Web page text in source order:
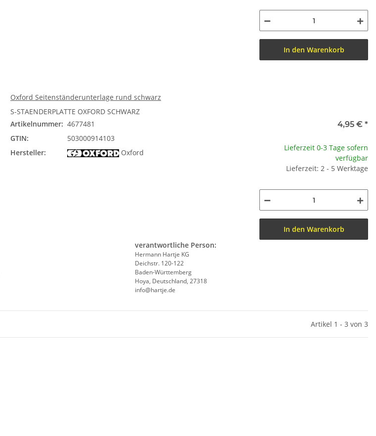
In den Warenkorb
Oxford Seitenständerunterlage rund schwarz
S-STAENDERPLATTE OXFORD SCHWARZ
Artikelnummer: 4677481
GTIN:
503000914103
Hersteller:
Oxford
4,95 € *
Lieferzeit 0-3 Tage sofern
verfügbar
Lieferzeit: 2 - 5 Werktage
In den Warenkorb
verantwortliche Person:
Hermann Hartje KG
Deichstr. 120-122
Baden-Württemberg
Hoya, Deutschland, 27318
info@hartje.de
Artikel 1 - 3 von 3